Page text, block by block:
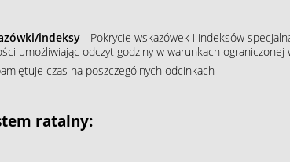
indeksy- Pokrycie wskazówek i indeksów
umożliwiając odczyt godziny w warunkach ograniczonej
czas na poszczególnych odcinkach
ratalny: